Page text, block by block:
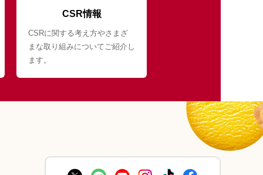
CSR情報
CSRに関する考え方やさまざ
まな取り組みについてご紹介し
ます。